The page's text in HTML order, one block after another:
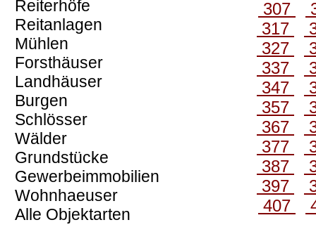
Reiterhöfe
Reitanlagen
Mühlen
Forsthäuser
Landhäuser
Burgen
Schlösser
Wälder
Grundstücke
Gewerbeimmobilien
Wohnhaeuser
Alle Objektarten
307
317
327
337
347
357
367
377
387
397
407